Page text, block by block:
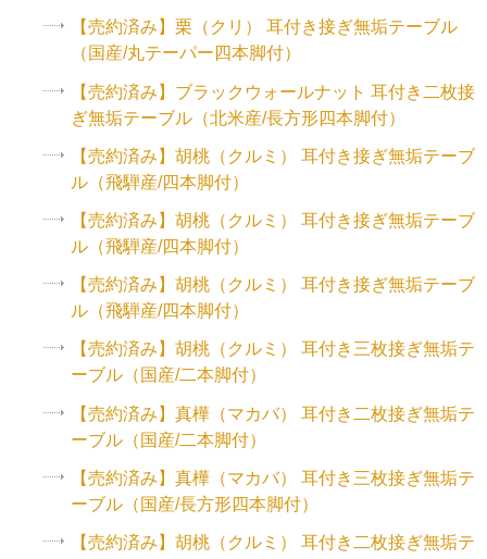
【売約済み】栗（クリ） 耳付き接ぎ無垢テーブル
（国産/丸テーパー四本脚付）
【売約済み】ブラックウォールナット 耳付き二枚接
ぎ無垢テーブル（北米産/長方形四本脚付）
【売約済み】胡桃（クルミ） 耳付き接ぎ無垢テーブ
ル（飛騨産/四本脚付）
【売約済み】胡桃（クルミ） 耳付き接ぎ無垢テーブ
ル（飛騨産/四本脚付）
【売約済み】胡桃（クルミ） 耳付き接ぎ無垢テーブ
ル（飛騨産/四本脚付）
【売約済み】胡桃（クルミ） 耳付き三枚接ぎ無垢テ
ーブル（国産/二本脚付）
【売約済み】真樺（マカバ） 耳付き二枚接ぎ無垢テ
ーブル（国産/二本脚付）
【売約済み】真樺（マカバ） 耳付き三枚接ぎ無垢テ
ーブル（国産/長方形四本脚付）
【売約済み】胡桃（クルミ） 耳付き二枚接ぎ無垢テ